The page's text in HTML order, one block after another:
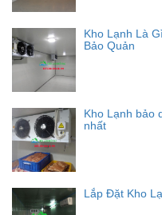
Kho Lạnh Là
Bảo Quản
Kho Lạnh bảo
nhất
Lắp Đặt Kho